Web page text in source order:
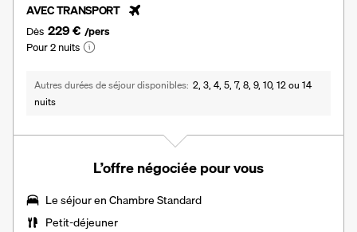
AVEC TRANSPORT
Dès 229 € /pers
Pour 2 nuits
Autres durées de séjour disponibles 2, 3, 4, 5, 7, 8, 9, 10, 12 ou 14
nuits
L’offre négociée pour vous
Le séjour en Chambre Standard
Petit-déjeuner